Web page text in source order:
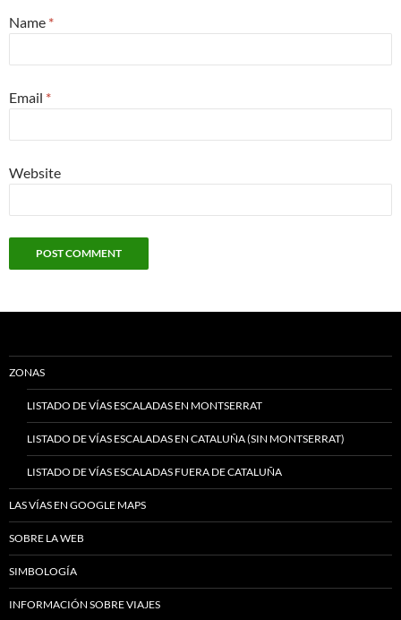
Name *
Email *
Website
ZONAS
LISTADO DE VÍAS ESCALADAS EN MONTSERRAT
LISTADO DE VÍAS ESCALADAS EN CATALUÑA (SIN MONTSERRAT)
LISTADO DE VÍAS ESCALADAS FUERA DE CATALUÑA
LAS VÍAS EN GOOGLE MAPS
SOBRE LA WEB
SIMBOLOGÍA
INFORMACIÓN SOBRE VIAJES